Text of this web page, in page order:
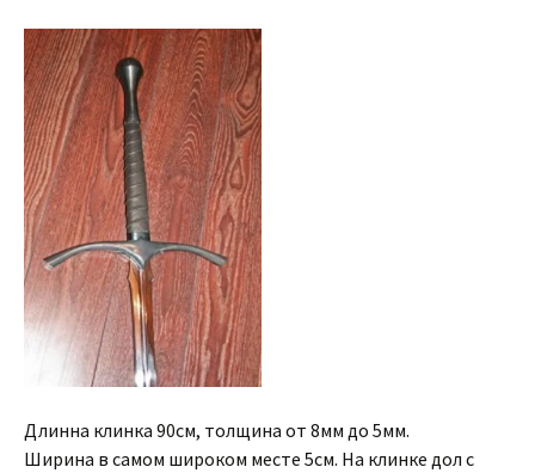
Длинна клинка 90см, толщина от 8мм до 5мм.
Ширина в самом широком месте 5см. На клинке дол с